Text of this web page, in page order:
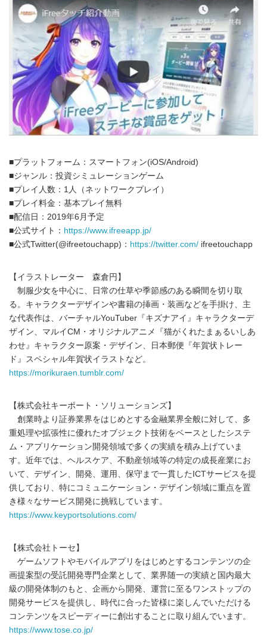
■プラットフォーム：スマートフォン(iOS/Android)
■ジャンル：投資シミュレーションゲーム
■プレイ人数：1人（ネットワークプレイ）
■プレイ料金：基本プレイ無料
■配信日：2019年6月予定
■公式サイト： https://www.ifreeapp.jp/
■公式Twitter(@ifreetouchapp)： https://twitter.com/ ifreetouchapp
【イラストレーター 森倉円】
制服少女を中心に、日常の仕草や季節感のある瞬間を切り取
る。キャラクターデザインや書籍の挿画・装画などを手掛け、主
な代表作は、バーチャルYouTuber『キズナアイ』キャラクターデ
ザイン、マルイCM・オリジナルアニメ『猫がくれたまぁるいしあ
わせ』キャラクター原案・デザイン、日本郵便『年賀状トレー
ド』スペシャル年賀状イラストなど。
https://morikuraen.tumblr.com/
【株式会社キーポート・ソリューションズ】
創業時より証券業界をはじめとする金融業界全般に対して、多
重処理や拡張性に優れたオブジェクト技術をベースとしたシステ
ム・アプリケーション開発領域で多くの実績を積み上げていま
す。近年では、ヘルスケア、不動産領域等の特定の成長産業にお
いて、デザイン、開発、運用、保守まで一貫したICTサービスを提
供しており、特にコミュニケーション・デザイン領域に重点を置
き様々なサービス開発に挑戦しています。
https://www.keyportsolutions.com/
【株式会社トーセ】
ゲームソフトやモバイルアプリをはじめとするコンテンツの企
画提案型の受託開発専門企業として、業界随一の実績と国内最大
級の開発体制のもと、企画から開発、運営に至るワンストップの
開発サービスを提供し、時代に合った皆様に楽しんでいただける
コンテンツをスピーディーに創出することに取り組んでいます。
https://www.tose.co.jp/